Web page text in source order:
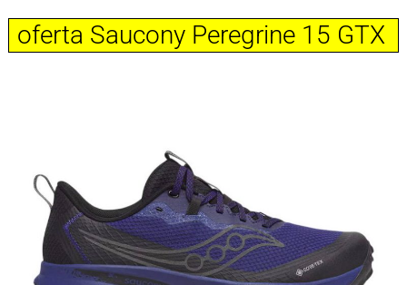
oferta Saucony Peregrine 15 GTX